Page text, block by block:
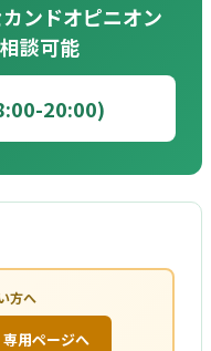
ンドオピニオン
談可能
20:00)
方へ
用ページへ